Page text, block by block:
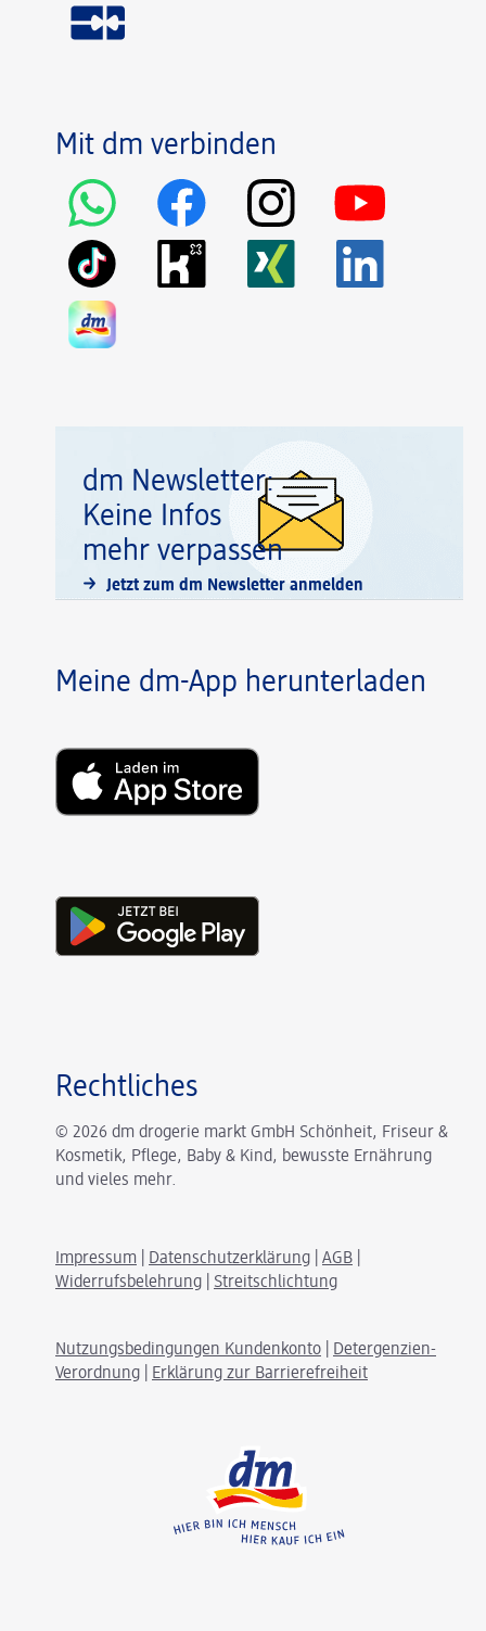
Mit dm verbinden
dm Newsletter:
Keine Infos
mehr verpassen
Jetzt zum dm Newsletter anmelden
Meine dm-App herunterladen
Rechtliches
© 2026 dm drogerie markt GmbH Schönheit, Friseur &
Kosmetik, Pflege, Baby & Kind, bewusste Ernährung
und vieles mehr.
Impressum Datenschutzerklärung AGB
Widerrufsbelehrung
Streitschlichtung
Nutzungsbedingungen Kundenkonto
Detergenzien-
Verordnung
Erklärung zur Barrierefreiheit